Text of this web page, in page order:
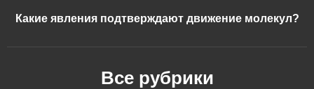
Какие явления подтверждают движение молекул?
Все рубрики